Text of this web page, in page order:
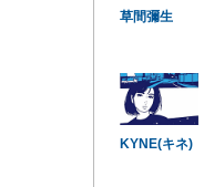
草間彌生
KYNE(キネ)